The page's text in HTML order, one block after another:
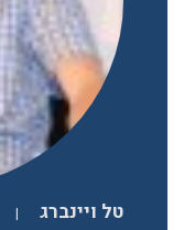
טל ויינברג |